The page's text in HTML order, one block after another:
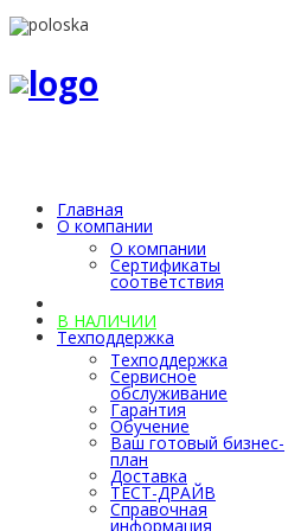
Главная
О компании
О компании
Сертификаты
соответствия
В НАЛИЧИИ
Техподдержка
Техподдержка
Сервисное
обслуживание
Гарантия
Обучение
Ваш готовый бизнес-
план
Доставка
ТЕСТ-ДРАЙВ
Справочная
информация